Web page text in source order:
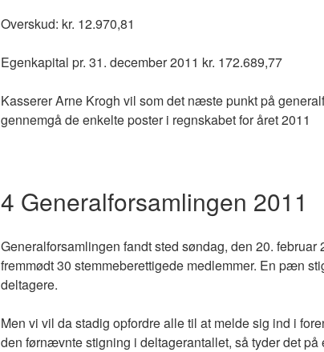
Overskud: kr. 12.970,81
Egenkapital pr. 31. december 2011 kr. 172.689,77
Kasserer Arne Krogh vil som det næste punkt på
gennemgå de enkelte poster i regnskabet for året 2011
4 Generalforsamlingen 2011
Generalforsamlingen fandt sted søndag, den 20.
fremmødt 30 stemmeberettigede medlemmer. En pæn
deltagere.
Men vi vil da stadig opfordre alle til at melde sig ind i
den førnævnte stigning i deltagerantallet, så tyder det på